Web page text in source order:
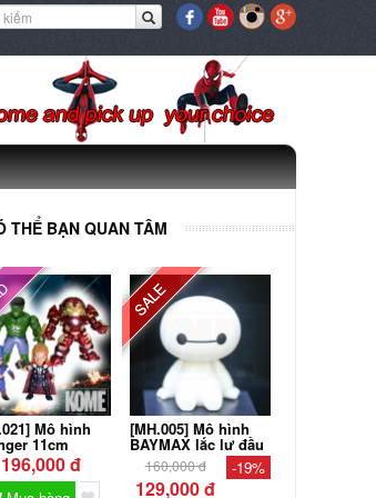
THỂ BẠN QUAN TÂM
Mô hình
11cm
196,000 đ
[MH.005] Mô hình
BAYMAX lắc lư đầu
160,000 đ -19%
129,000 đ
SALE